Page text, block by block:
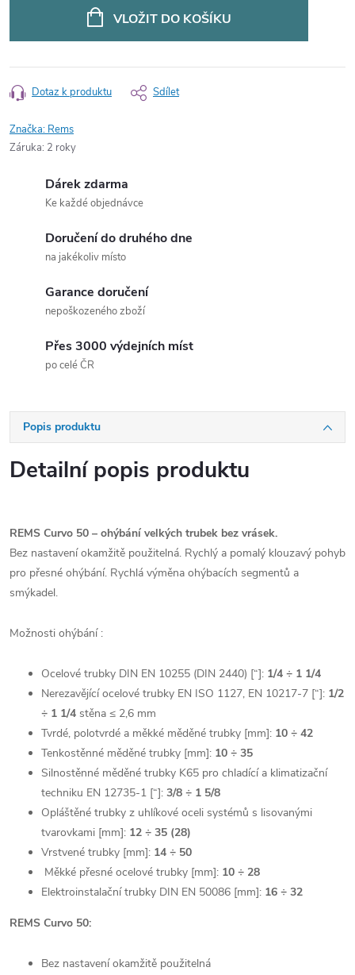
VLOŽIT DO KOŠÍKU
Dotaz k produktu Sdílet
Značka: Rems
Záruka: 2 roky
Dárek zdarma
Ke každé objednávce
Doručení do druhého dne
na jakékoliv místo
Garance doručení
nepoškozeného zboží
Přes 3000 výdejních míst
po celé ČR
Popis produktu
Detailní popis produktu
REMS Curvo 50 – ohýbání velkých trubek bez vrásek.
Bez nastavení okamžitě použitelná. Rychlý a pomalý klouzavý pohyb
pro přesné ohýbání. Rychlá výměna ohýbacích segmentů a
smýkadel.
Možnosti ohýbání :
Ocelové trubky DIN EN 10255 (DIN 2440) [“]: 1/4 ÷ 1 1/4
Nerezavějící ocelové trubky EN ISO 1127, EN 10217-7 [“]: 1/2
÷ 1 1/4 stěna ≤ 2,6 mm
Tvrdé, polotvrdé a měkké měděné trubky [mm]: 10 ÷ 42
Tenkostěnné měděné trubky [mm]: 10 ÷ 35
Silnostěnné měděné trubky K65 pro chladící a klimatizační
techniku EN 12735-1 [“]: 3/8 ÷ 1 5/8
Opláštěné trubky z uhlíkové oceli systémů s lisovanými
tvarovkami [mm]: 12 ÷ 35 (28)
Vrstvené trubky [mm]: 14 ÷ 50
Měkké přesné ocelové trubky [mm]: 10 ÷ 28
Elektroinstalační trubky DIN EN 50086 [mm]: 16 ÷ 32
REMS Curvo 50:
Bez nastavení okamžitě použitelná